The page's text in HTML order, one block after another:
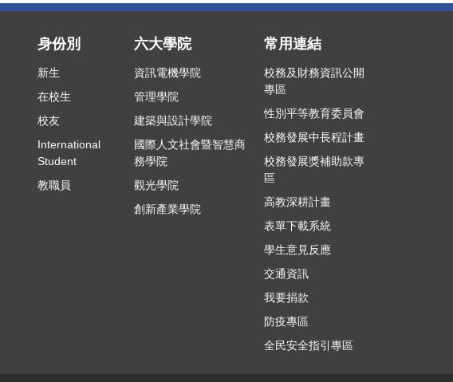
身份別
新生
在校生
校友
International
Student
教職員
六大學院
資訊電機學院
管理學院
建築與設計學院
國際人文社會暨智慧商
務學院
觀光學院
創新產業學院
常用連結
校務及財務資訊公開
專區
性別平等教育委員會
校務發展中長程計畫
校務發展獎補助款專
區
高教深耕計畫
表單下載系統
學生意見反應
交通資訊
我要捐款
防疫專區
全民安全指引專區